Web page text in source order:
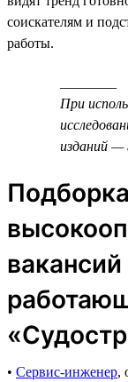
соискателям и
работы.
При
изданий —
Подборка
• Сервис-инженер,